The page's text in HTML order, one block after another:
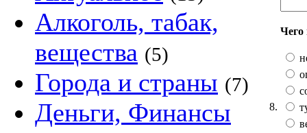
Алкоголь, табак,
вещества (5)
Города и страны (7)
Деньги, Финансы 8.
Чего